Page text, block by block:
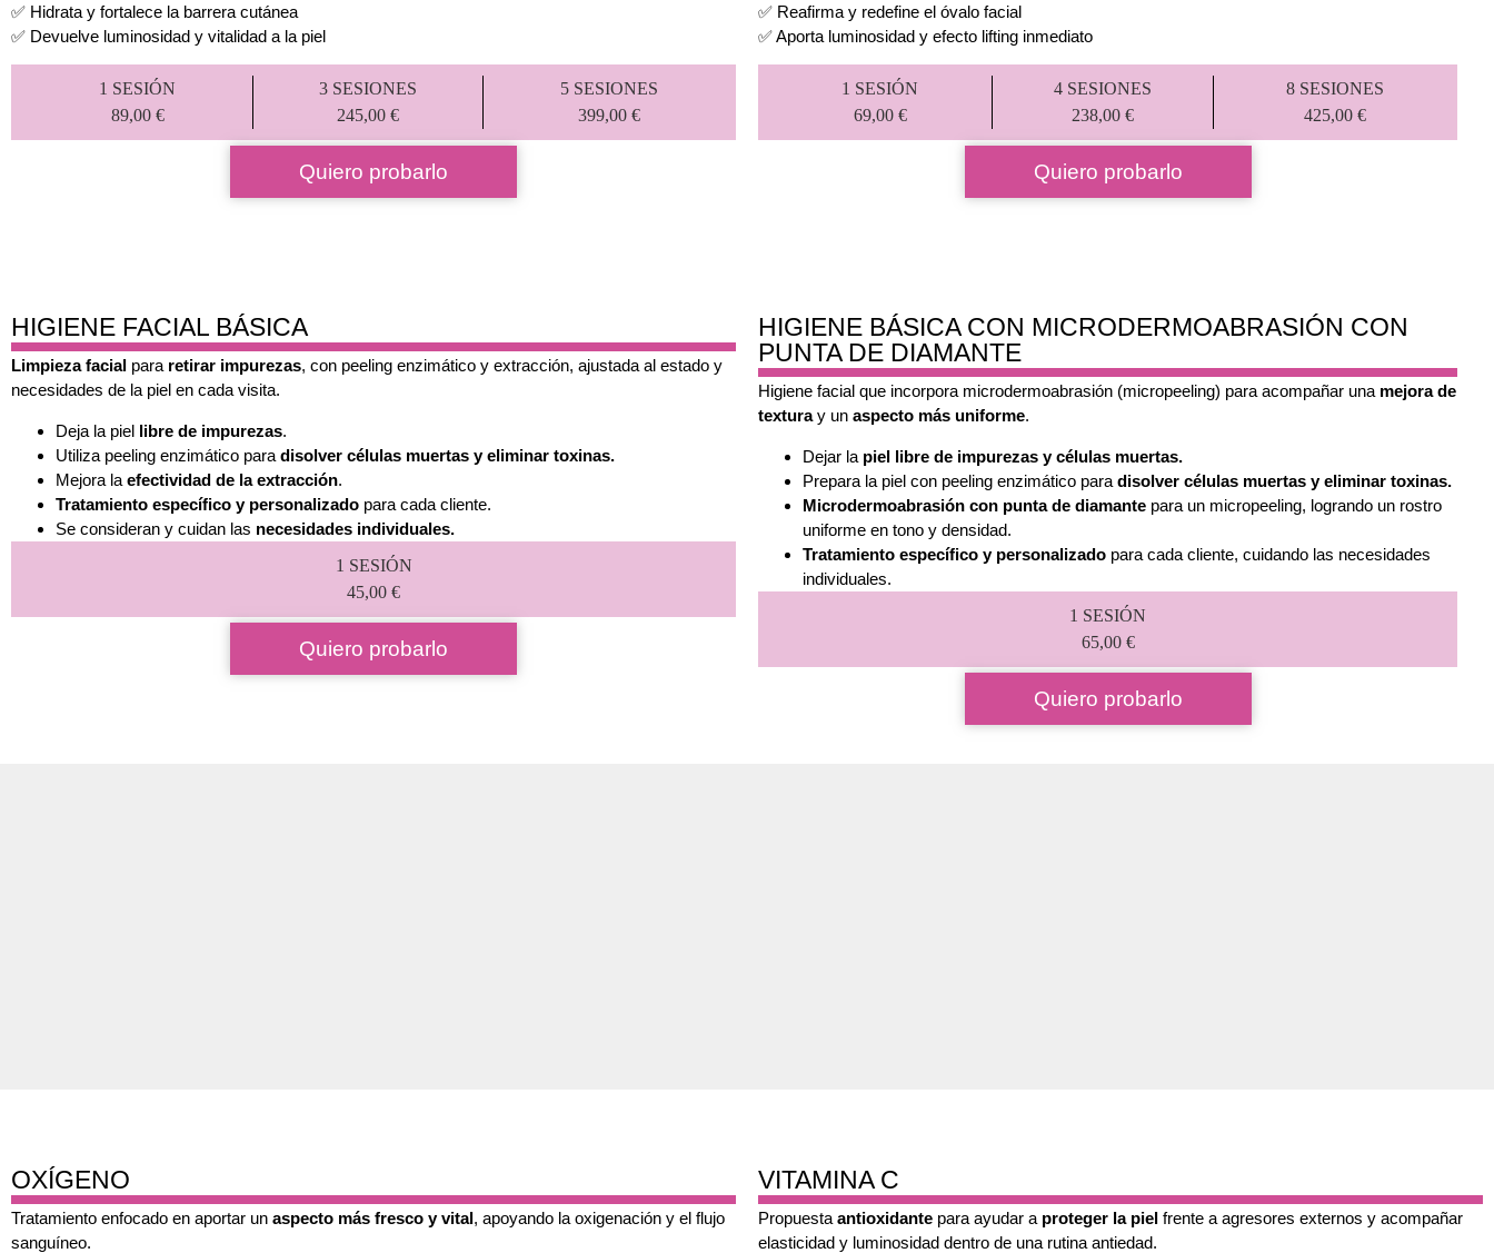
✅ Hidrata y fortalece la barrera cutánea
✅ Devuelve luminosidad y vitalidad a la piel
1 SESIÓN
89,00 €
3 SESIONES
245,00 €
5 SESIONES
399,00 €
Quiero probarlo
✅ Reafirma y redefine el óvalo facial
✅ Aporta luminosidad y efecto lifting inmediato
1 SESIÓN
69,00 €
4 SESIONES
238,00 €
8 SESIONES
425,00 €
Quiero probarlo
HIGIENE FACIAL BÁSICA
Limpieza facial para retirar impurezas, con peeling enzimático y extracción, ajustada al estado y
necesidades de la piel en cada visita.
Deja la piel libre de impurezas.
Utiliza peeling enzimático para disolver células muertas y eliminar toxinas.
Mejora la efectividad de la extracción.
Tratamiento específico y personalizado para cada cliente.
Se consideran y cuidan las necesidades individuales.
1 SESIÓN
45,00 €
Quiero probarlo
HIGIENE BÁSICA CON MICRODERMOABRASIÓN CON
PUNTA DE DIAMANTE
Higiene facial que incorpora microdermoabrasión (micropeeling) para acompañar una mejora de
texturay un aspecto más uniforme.
Dejar la piel libre de impurezas y células muertas.
Prepara la piel con peeling enzimático para disolver células muertas y eliminar toxinas.
Microdermoabrasión con punta de diamante para un micropeeling, logrando un rostro
uniforme en tono y densidad.
Tratamiento específico y personalizado para cada cliente, cuidando las necesidades
individuales.
1 SESIÓN
65,00 €
Quiero probarlo
OXÍGENO
Tratamiento enfocado en aportar un aspecto más fresco y vital, apoyando la oxigenación y el flujo
sanguíneo.
VITAMINA C
Propuesta antioxidante para ayudar a proteger la piel frente a agresores externos y acompañar
elasticidad y luminosidad dentro de una rutina antiedad.